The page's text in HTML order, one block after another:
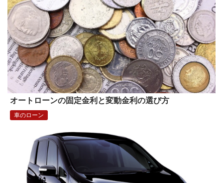
オートローンの固定金利と変動金利の選び方
車のローン